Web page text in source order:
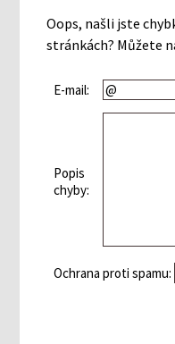
Oops, našli jste
stránkách? Můžete
E-mail:
Popis
chyby:
Ochrana proti spamu: